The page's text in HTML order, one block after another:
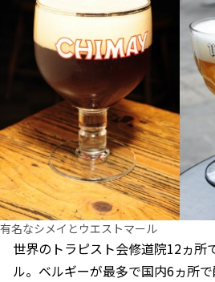
有名なシメイとウエストマール
世界のトラピスト会修道院12ヵ所
ル。ベルギーが最多で国内6ヵ所で